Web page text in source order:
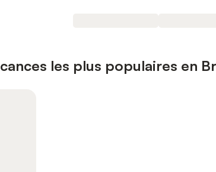
les plus populaires en